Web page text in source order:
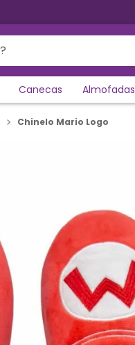
Canecas Almofadas
Chinelo Mario Logo